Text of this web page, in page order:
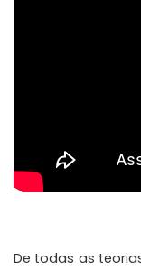
De todas as